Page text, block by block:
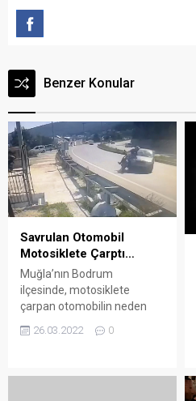
Benzer Konular
Savrulan Otomobil
Motosiklete Çarptı…
Muğla’nın Bodrum
ilçesinde, motosiklete
çarpan otomobilin neden
kamerasına yansıdı. Arena
26.03.2022 0